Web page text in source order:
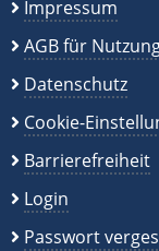
Impressum
AGB für
Datenschutz
Cookie-
Barrierefreiheit
Login
Passwort